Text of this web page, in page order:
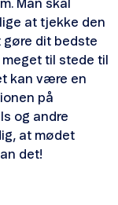
Man skal
at tjekke den
gøre dit bedste
til stede til
kan være en
på
og andre
at mødet
det!